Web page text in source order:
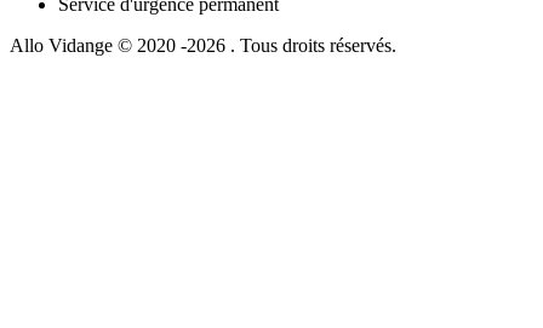
Allo Vidange © 2020 -2026 . Tous droits réservés.